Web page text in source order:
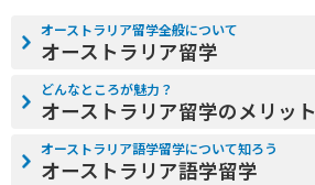
オーストラリア留学全般について
オーストラリア留学
どんなところが魅力？
オーストラリア留学のメリット
オーストラリア語学留学について知ろう
オーストラリア語学留学